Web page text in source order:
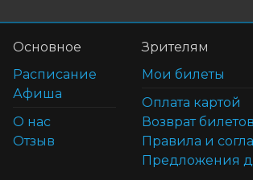
Основное
Расписание
Афиша
О нас
Отзыв
Зрителям
Мои билеты
Оплата картой
Возврат билетов
Правила и
Предложения